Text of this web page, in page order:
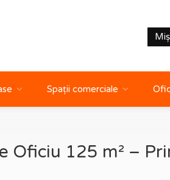
Spații comerciale
Oficiu 125 m² –